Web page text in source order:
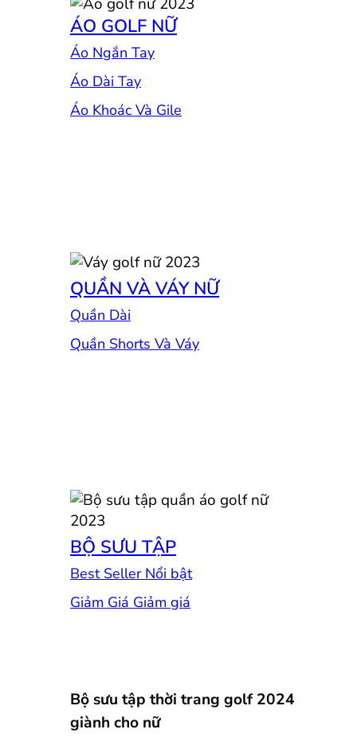
ÁO GOLF NỮ
Áo Ngắn Tay
Áo Dài Tay
Áo Khoác Và Gile
QUẦN VÀ VÁY NỮ
Quần Dài
Quần Shorts Và Váy
BỘ SƯU TẬP
Best Seller
Giảm Giá
Bộ sưu tập thời trang golf 2024
giành cho nữ